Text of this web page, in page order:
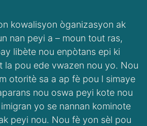
kowalisyon òganizasyon ak
nan peyi a – moun tout ras,
libète nou enpòtans epi ki
la pou ede vwazen nou yo. Nou
otoritè sa a ap fè pou l simaye
nou oswa peyi kote nou
yo se nannan kominote
peyi nou. Nou fè yon sèl pou